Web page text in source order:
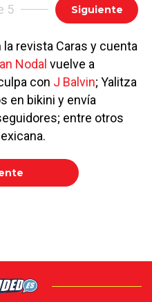
5 Siguiente
la revista Caras y cuenta
Nodal vuelve a
con J Balvin; Yalitza
en bikini y envía
entre otros